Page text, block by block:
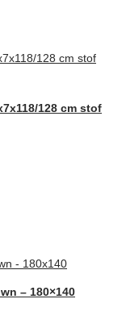
128 cm stof
– 180×140